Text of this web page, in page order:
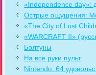
«Independence day»:
Острые ощущения:
«The City of Lost
«WARCRAFT II»
Болтуны
На все руки пульт
Nintendo: 64